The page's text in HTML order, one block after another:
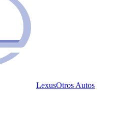
LexusOtros Autos